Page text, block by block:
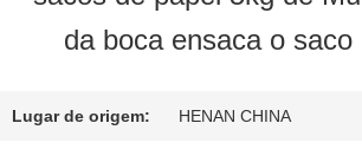
NÓS
EXCURSÃO
da boca ensaca o saco
Lugar de origem: HENAN CHINA